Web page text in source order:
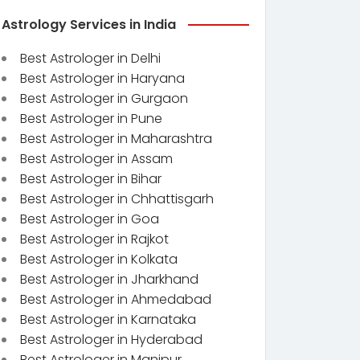
Astrology Services in India
Best Astrologer in Delhi
Best Astrologer in Haryana
Best Astrologer in Gurgaon
Best Astrologer in Pune
Best Astrologer in Maharashtra
Best Astrologer in Assam
Best Astrologer in Bihar
Best Astrologer in Chhattisgarh
Best Astrologer in Goa
Best Astrologer in Rajkot
Best Astrologer in Kolkata
Best Astrologer in Jharkhand
Best Astrologer in Ahmedabad
Best Astrologer in Karnataka
Best Astrologer in Hyderabad